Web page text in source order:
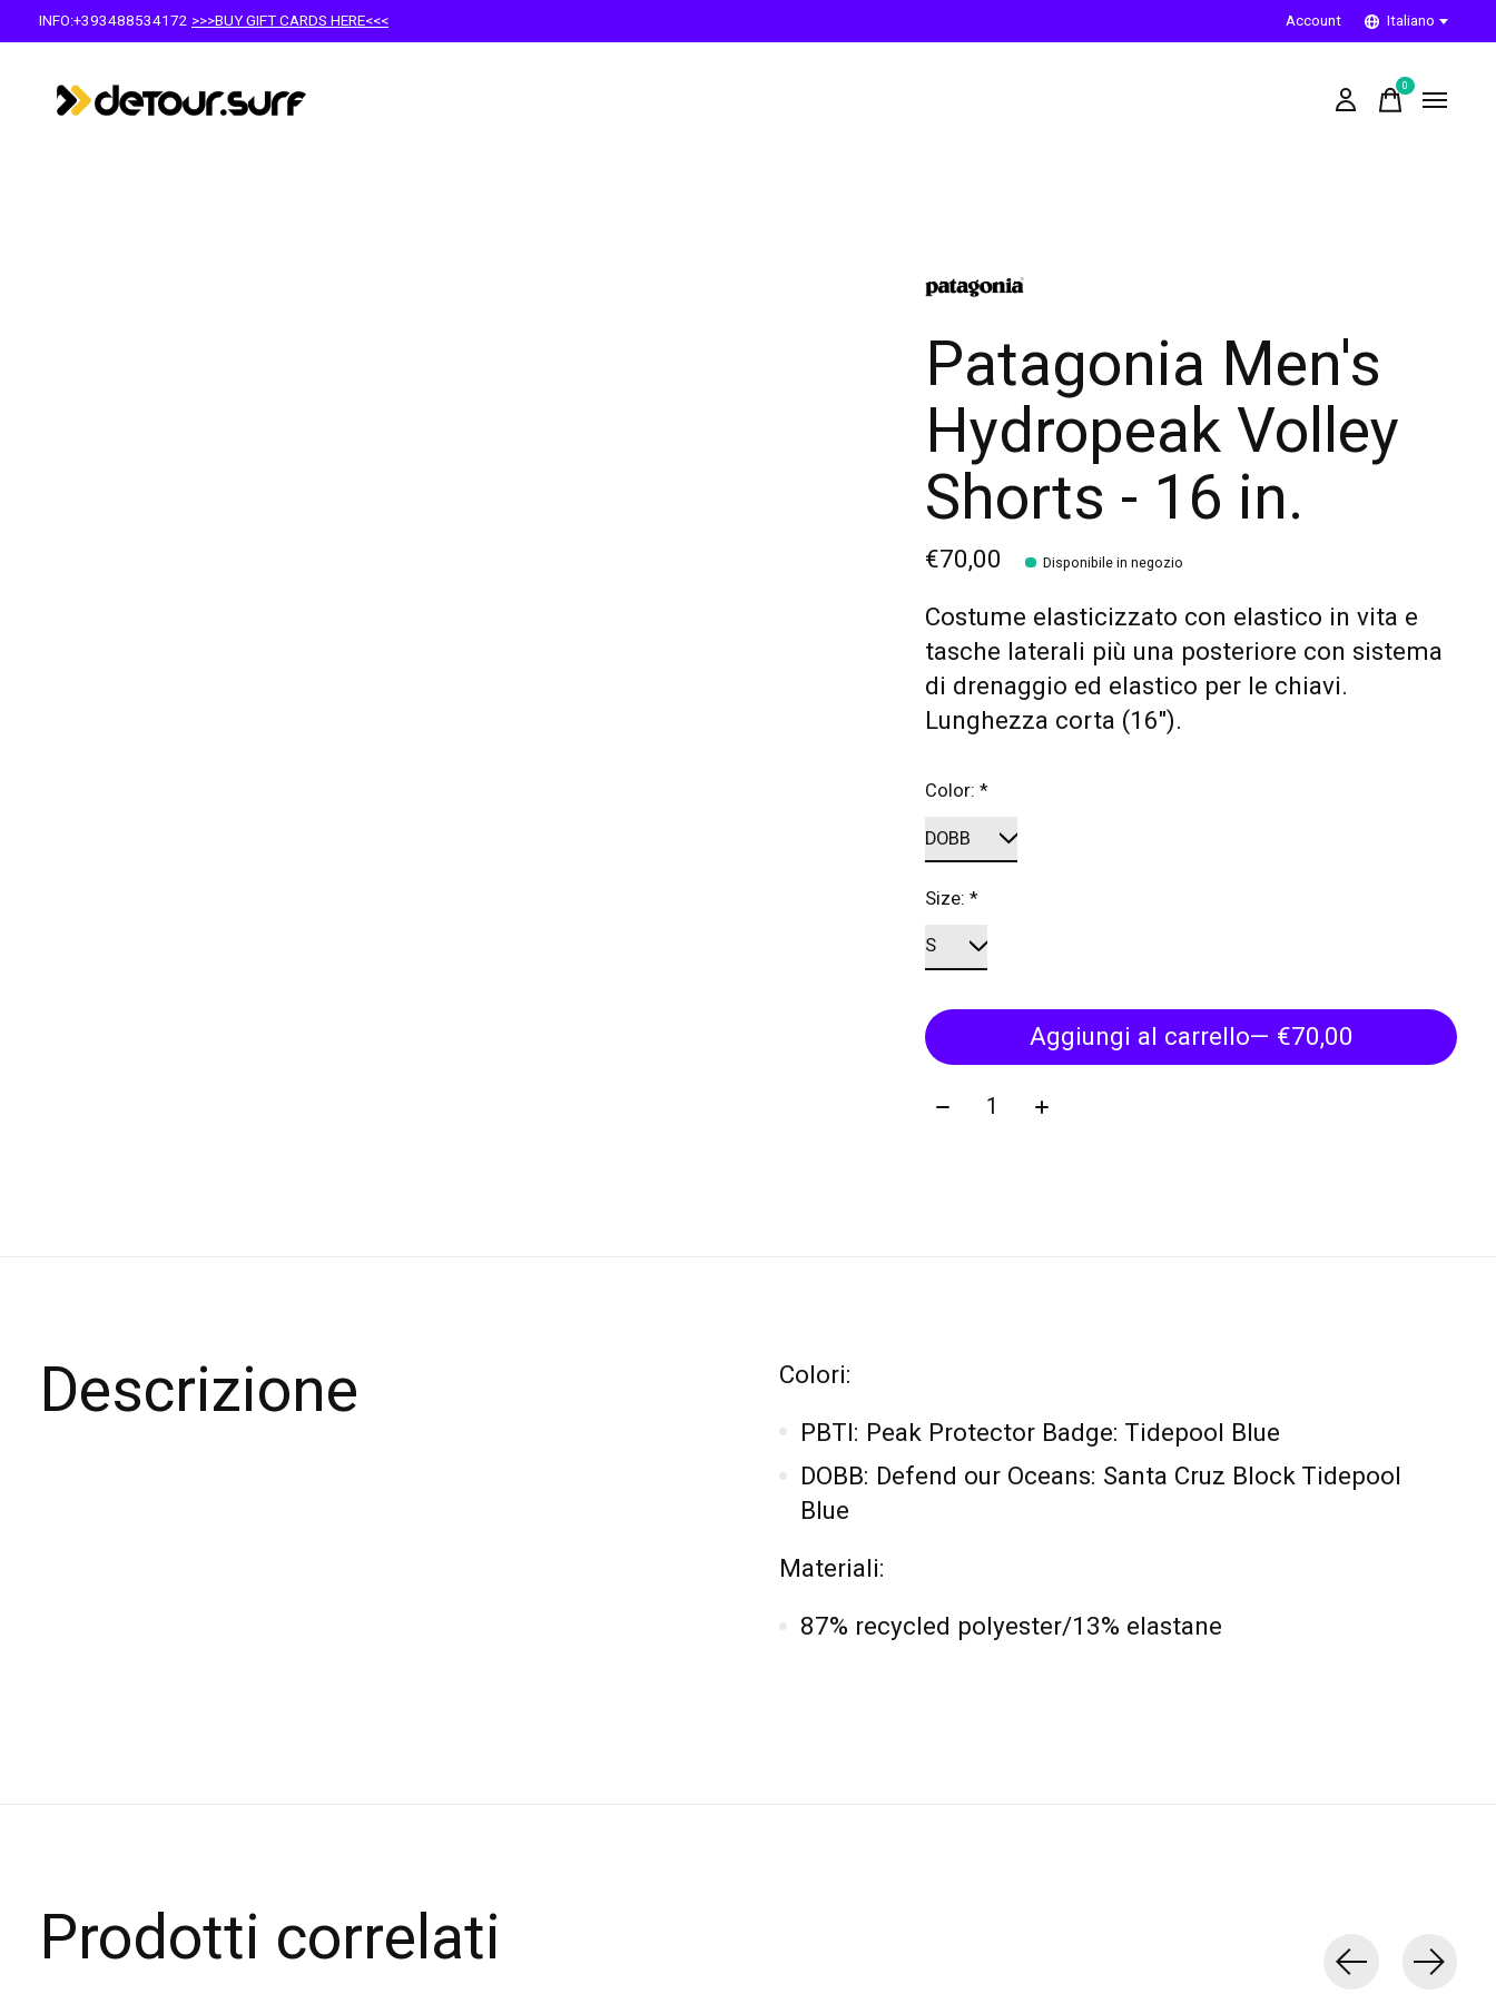
INFO:+393488534172 >>>BUY GIFT CARDS HERE<<< Account Italiano
0items
Patagonia Men's
Hydropeak Volley
Shorts - 16 in.
€70,00 Disponibile in negozio
Costume elasticizzato con elastico in vita e
tasche laterali più una posteriore con sistema
di drenaggio ed elastico per le chiavi.
Lunghezza corta (16").
Color:*
Size:*
Aggiungi al carrello
— €70,00
Quantità:
Descrizione
Colori:
PBTI: Peak Protector Badge: Tidepool Blue
DOBB: Defend our Oceans: Santa Cruz Block Tidepool
Blue
Materiali:
87% recycled polyester/13% elastane
Prodotti correlati